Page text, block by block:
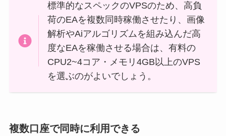
標準的なスペックのVPSのため、高負
荷のEAを複数同時稼働させたり、画像
解析やAiアルゴリズムを組み込んだ高
度なEAを稼働させる場合は、有料の
CPU2~4コア・メモリ4GB以上のVPS
を選ぶのがよいでしょう。
複数口座で同時に利用できる